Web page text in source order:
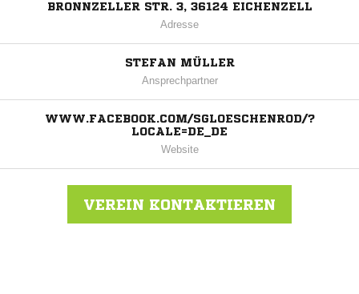
BRONNZELLER STR. 3, 36124 EICHENZELL
Adresse
STEFAN MÜLLER
Ansprechpartner
WWW.FACEBOOK.COM/SGLOESCHENROD/?
LOCALE=DE_DE
Website
VEREIN KONTAKTIEREN